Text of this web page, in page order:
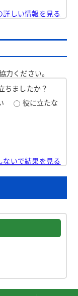
詳しい情報を見る
力ください。
ちましたか？
役に立たな
ないで結果を見る